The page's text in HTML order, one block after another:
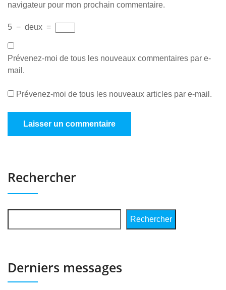
navigateur pour mon prochain commentaire.
5 − deux =
Prévenez-moi de tous les nouveaux commentaires par e-
mail.
Prévenez-moi de tous les nouveaux articles par e-mail.
Rechercher
Rechercher
Derniers messages